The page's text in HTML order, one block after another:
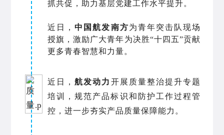
抓共促，助力基层党建工作水平提升。
近日，中国航发南方为青年突击队现场
授旗，激励广大青年为决胜“十四五”贡献
更多青春智慧和力量。
近日，航发动力 开展质量整治提升专题
培训，规范产品标识和防护工作过程管
控，进一步夯实产品质量保障能力。